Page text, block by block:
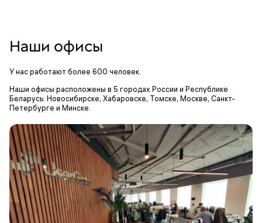
Наши офисы
У нас работают более 600 человек.
Наши офисы расположены в 5 городах России и Республике
Беларусь: Новосибирске, Хабаровске, Томске, Москве, Санкт-
Петербурге и Минске.